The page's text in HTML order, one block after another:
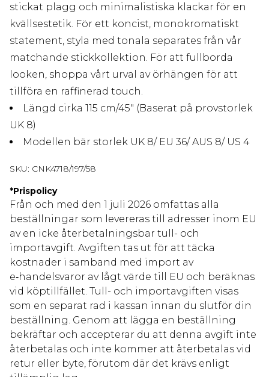
stickat plagg och minimalistiska klackar för en
kvällsestetik. För ett koncist, monokromatiskt
statement, styla med tonala separates från vår
matchande stickkollektion. För att fullborda
looken, shoppa vårt urval av örhängen för att
tillföra en raffinerad touch.
Längd cirka 115 cm/45" (Baserat på provstorlek
UK 8)
Modellen bär storlek UK 8/ EU 36/ AUS 8/ US 4
SKU: CNK4718/197/58
*Prispolicy
Från och med den 1 juli 2026 omfattas alla
beställningar som levereras till adresser inom EU
av en icke återbetalningsbar tull- och
importavgift. Avgiften tas ut för att täcka
kostnader i samband med import av
e‑handelsvaror av lågt värde till EU och beräknas
vid köptillfället. Tull- och importavgiften visas
som en separat rad i kassan innan du slutför din
beställning. Genom att lägga en beställning
bekräftar och accepterar du att denna avgift inte
återbetalas och inte kommer att återbetalas vid
retur eller byte, förutom där det krävs enligt